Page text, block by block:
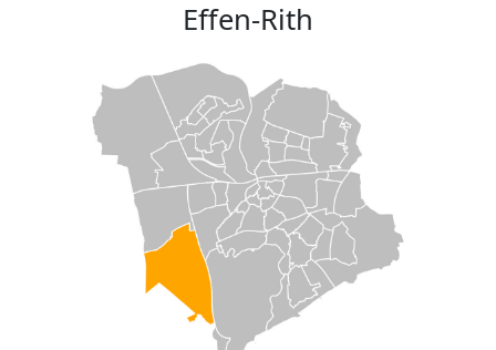
Effen-Rith